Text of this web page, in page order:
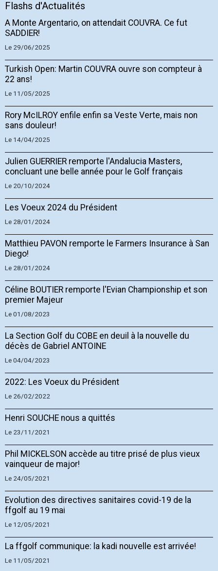
Flashs d'Actualités
A Monte Argentario, on attendait COUVRA. Ce fut
SADDIER!
Le 29/06/2025
Turkish Open: Martin COUVRA ouvre son compteur à
22 ans!
Le 11/05/2025
Rory McILROY enfile enfin sa Veste Verte, mais non
sans douleur!
Le 14/04/2025
Julien GUERRIER remporte l'Andalucia Masters,
concluant une belle année pour le Golf français
Le 20/10/2024
Les Voeux 2024 du Président
Le 28/01/2024
Matthieu PAVON remporte le Farmers Insurance à San
Diego!
Le 28/01/2024
Céline BOUTIER remporte l'Evian Championship et son
premier Majeur
Le 01/08/2023
La Section Golf du COBE en deuil à la nouvelle du
décès de Gabriel ANTOINE
Le 04/04/2023
2022: Les Voeux du Président
Le 26/02/2022
Henri SOUCHE nous a quittés
Le 23/11/2021
Phil MICKELSON accède au titre prisé de plus vieux
vainqueur de major!
Le 24/05/2021
Evolution des directives sanitaires covid-19 de la
ffgolf au 19 mai
Le 12/05/2021
La ffgolf communique: la kadi nouvelle est arrivée!
Le 11/05/2021